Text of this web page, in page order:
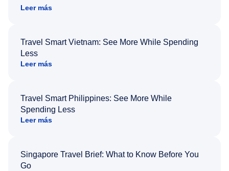
Leer más
Travel Smart Vietnam: See More While Spending
Less
Leer más
Travel Smart Philippines: See More While
Spending Less
Leer más
Singapore Travel Brief: What to Know Before You
Go